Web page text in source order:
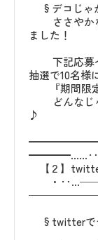
§デコじゃ
ささやかな
ました！
下記応募ペ
抽選で10名様に
『期間限定
どんなじゃ
♪
━━━━……‥
【２】
・
§twitterでデ